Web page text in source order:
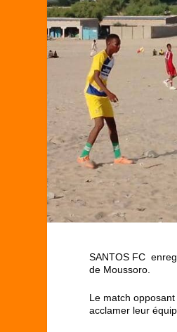
SANTOS FC
de Moussoro.
Le match
acclamer leur